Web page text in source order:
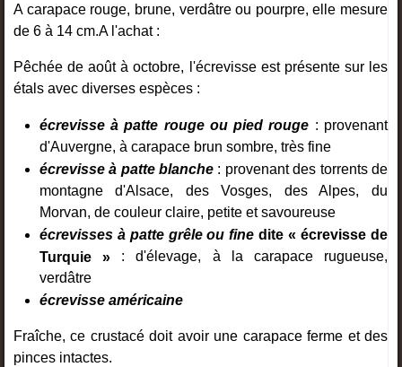
A carapace rouge, brune, verdâtre ou pourpre, elle mesure
de 6 à 14 cm.A l'achat :
Pêchée de août à octobre, l'écrevisse est présente sur les
étals avec diverses espèces :
écrevisse à patte rouge ou pied rouge : provenant
d'Auvergne, à carapace brun sombre, très fine
écrevisse à patte blanche : provenant des torrents de
montagne d'Alsace, des Vosges, des Alpes, du
Morvan, de couleur claire, petite et savoureuse
écrevisses à patte grêle ou fine dite « écrevisse de
Turquie » : d'élevage, à la carapace rugueuse,
verdâtre
écrevisse américaine
Fraîche, ce crustacé doit avoir une carapace ferme et des
pinces intactes.